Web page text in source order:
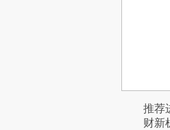
推荐
财新机